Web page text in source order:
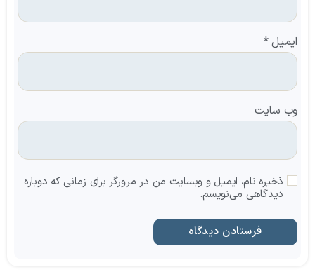
ایمیل*
وب‌ سایت
ذخیره نام، ایمیل و وبسایت من در مرورگر برای زمانی که دوباره
دیدگاهی می‌نویسم.